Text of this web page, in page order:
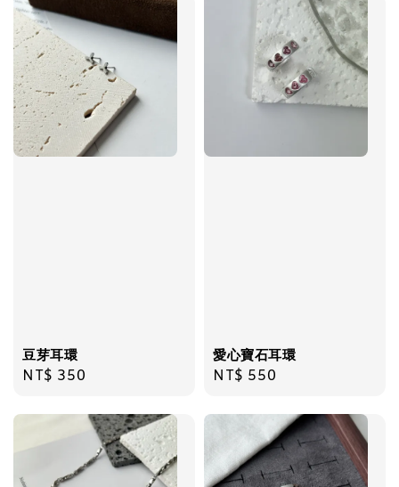
NT$ 69
NT$ 98
+
加入購物車
豆芽耳環
Regular
NT$ 350
愛心寶石耳環
Regular
NT$ 550